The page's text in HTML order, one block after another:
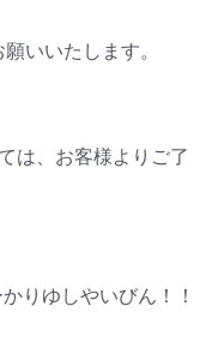
いいたします。
は、お客様よりご了
りゆしやいびん！！